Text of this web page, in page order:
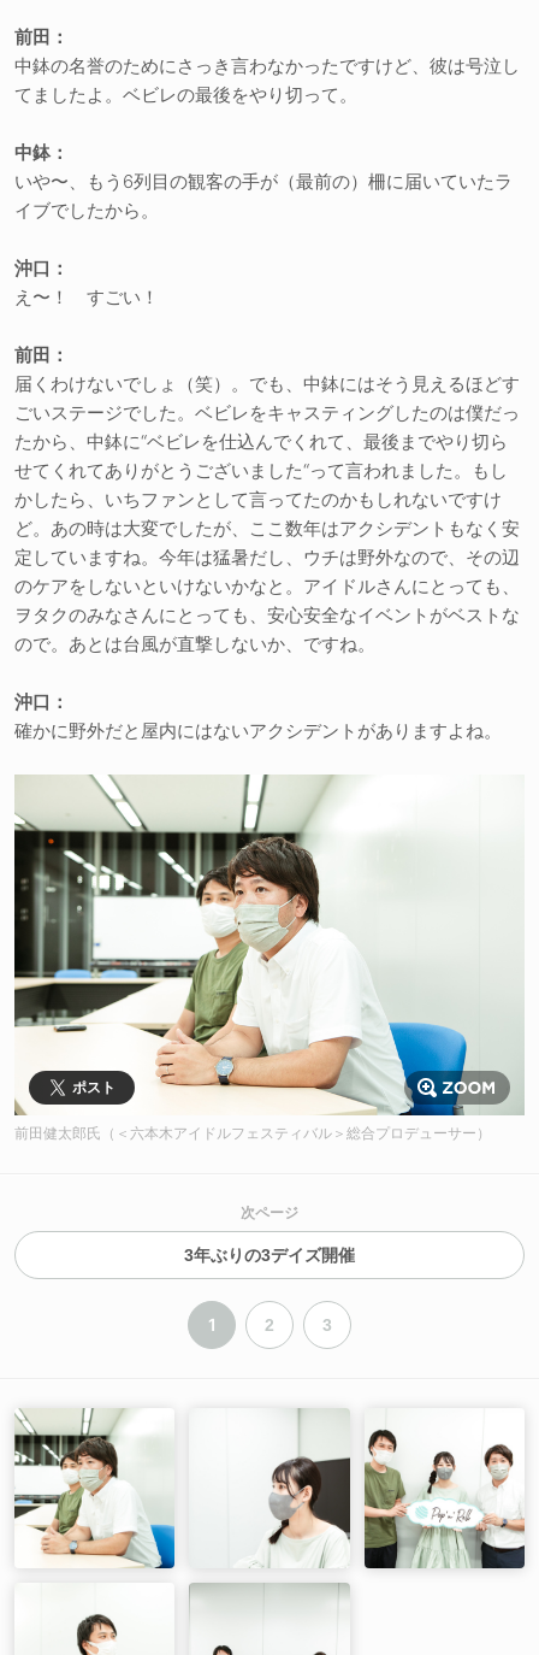
前田：
中鉢の名誉のためにさっき言わなかったですけど、彼は号泣し
てましたよ。ベビレの最後をやり切って。
中鉢：
いや〜、もう6列目の観客の手が（最前の）柵に届いていたラ
イブでしたから。
沖口：
え〜！ すごい！
前田：
届くわけないでしょ（笑）。でも、中鉢にはそう見えるほどす
ごいステージでした。ベビレをキャスティングしたのは僕だっ
たから、中鉢に“ベビレを仕込んでくれて、最後までやり切ら
せてくれてありがとうございました“って言われました。もし
かしたら、いちファンとして言ってたのかもしれないですけ
ど。あの時は大変でしたが、ここ数年はアクシデントもなく安
定していますね。今年は猛暑だし、ウチは野外なので、その辺
のケアをしないといけないかなと。アイドルさんにとっても、
ヲタクのみなさんにとっても、安心安全なイベントがベストな
ので。あとは台風が直撃しないか、ですね。
沖口：
確かに野外だと屋内にはないアクシデントがありますよね。
ポスト
前田健太郎氏（＜六本木アイドルフェスティバル＞総合プロデューサー）
次ページ
3年ぶりの3デイズ開催
1 2 3